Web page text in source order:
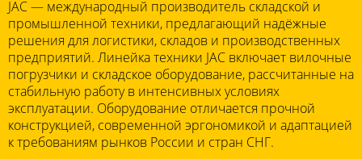
JAC — международный производитель складской и
промышленной техники, предлагающий надёжные
решения для логистики, складов и производственных
предприятий. Линейка техники JAC включает вилочные
погрузчики и складское оборудование, рассчитанные на
стабильную работу в интенсивных условиях
эксплуатации. Оборудование отличается прочной
конструкцией, современной эргономикой и адаптацией
к требованиям рынков России и стран СНГ.